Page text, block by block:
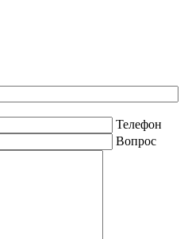
Телефон
Вопрос